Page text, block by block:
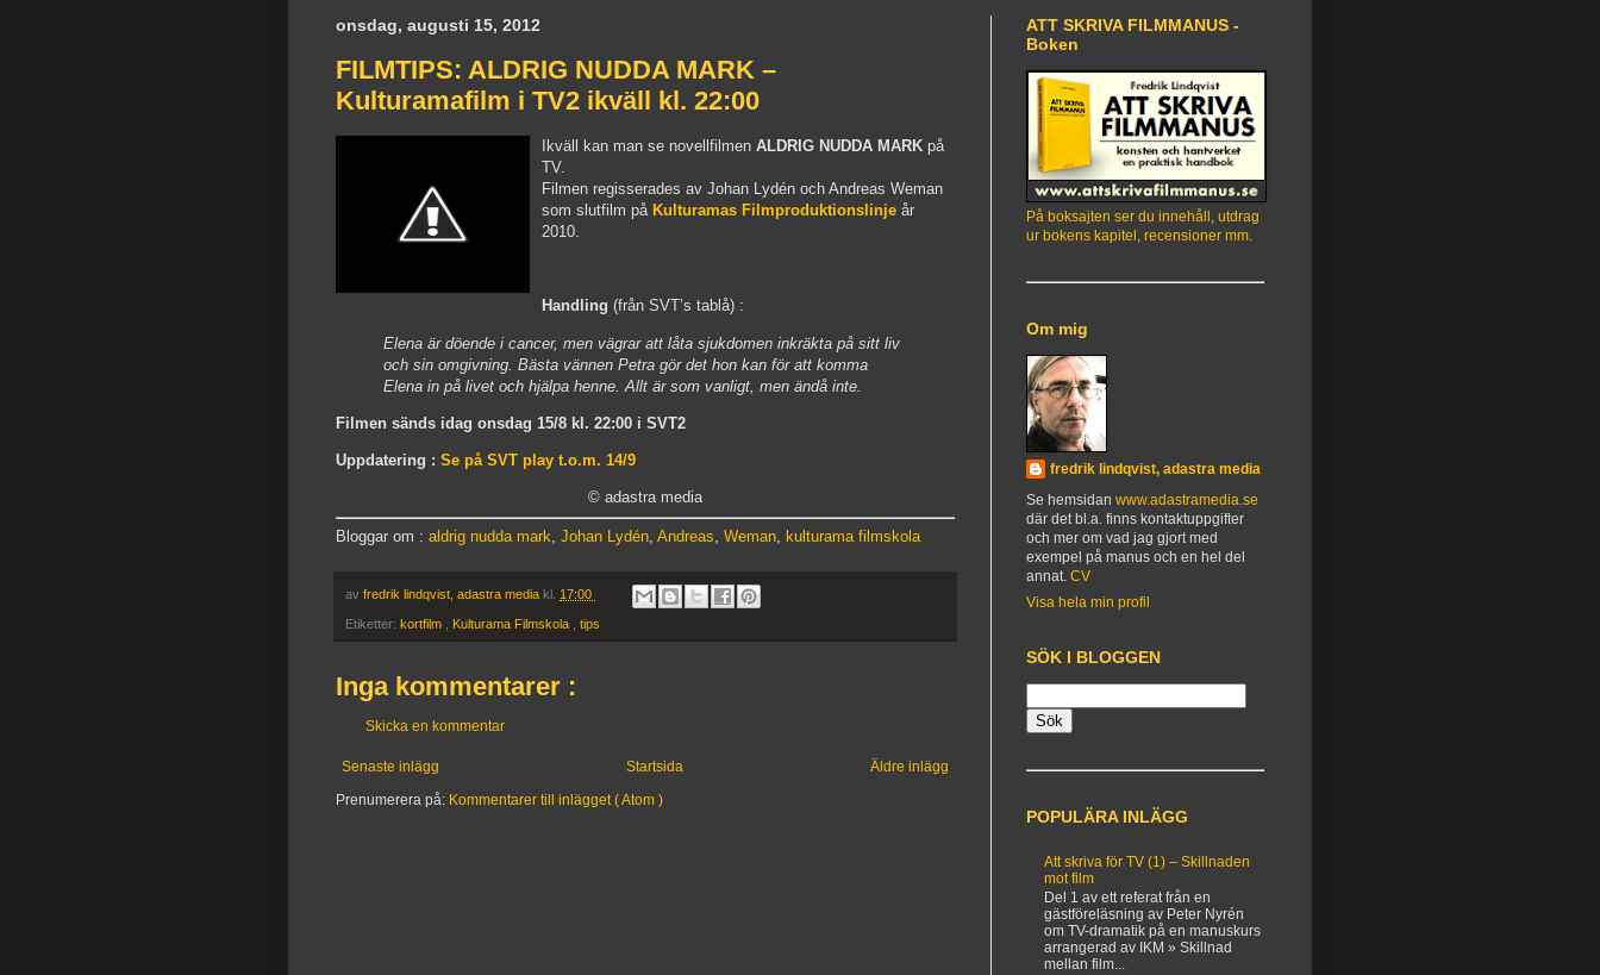
onsdag, augusti 15, 2012
FILMTIPS: ALDRIG NUDDA MARK –
Kulturamafilm i TV2 ikväll kl. 22:00
Ikväll kan man se novellfilmen ALDRIG NUDDA MARK på
TV.
Filmen regisserades av Johan Lydén och Andreas Weman
som slutfilm på Kulturamas Filmproduktionslinje år
2010.
Handling (från SVT’s tablå) :
Elena är döende i cancer, men vägrar att låta sjukdomen inkräkta på sitt liv
och sin omgivning. Bästa vännen Petra gör det hon kan för att komma
Elena in på livet och hjälpa henne. Allt är som vanligt, men ändå inte.
Filmen sänds idag onsdag 15/8 kl. 22:00 i SVT2
Uppdatering : Se på SVT play t.o.m. 14/9
© adastra media
Bloggar om : aldrig nudda mark, Johan Lydén, Andreas, Weman, kulturama filmskola
av fredrik lindqvist, adastra media kl. 17:00
Etiketter: kortfilm Kulturama Filmskola tips
Inga kommentarer :
Skicka en kommentar
Senaste inlägg Äldre inlägg
Startsida
Prenumerera på: Kommentarer till inlägget ( Atom )
ATT SKRIVA FILMMANUS -
Boken
På boksajten ser du innehåll, utdrag
ur bokens kapitel, recensioner mm.
Om mig
fredrik lindqvist, adastra media
Se hemsidan www.adastramedia.se
där det bl.a. finns kontaktuppgifter
och mer om vad jag gjort med
exempel på manus och en hel del
annat. CV
Visa hela min profil
SÖK I BLOGGEN
POPULÄRA INLÄGG
Att skriva för TV (1) – Skillnaden
mot film
Del 1 av ett referat från en
gästföreläsning av Peter Nyrén
om TV-dramatik på en manuskurs
arrangerad av IKM » Skillnad
mellan film...